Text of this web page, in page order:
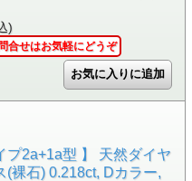
)
合せはお気軽にどうぞ
プ2a+1a型 】 天然ダイヤ
(裸石) 0.218ct, Dカラー,